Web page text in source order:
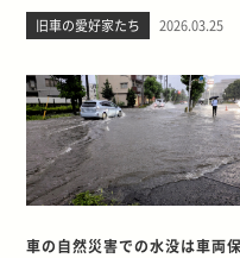
の出会い。そして別れを考える
旧車の愛好家たち 2026.03.25
車の自然災害での水没は車両